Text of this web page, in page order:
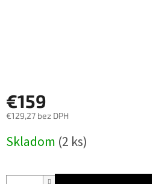
€159
€129,27 bez DPH
cena:
Skladom (2 ks)